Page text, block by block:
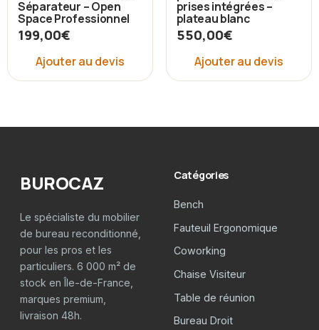
Séparateur – Open
Space Professionnel
199,00€
Ajouter au devis
prises intégrées –
plateau blanc
550,00€
Ajouter au devis
BUROCAZ
Le spécialiste du mobilier
de bureau reconditionné,
pour les pros et les
particuliers. 6 000 m² de
stock en Île-de-France,
marques premium,
livraison 48h.
Catégories
Bench
Fauteuil Ergonomique
Coworking
Chaise Visiteur
Table de réunion
Bureau Droit